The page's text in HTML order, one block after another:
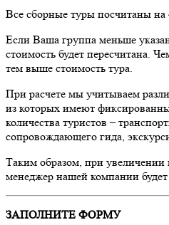
Все сборные туры посчитаны на
Если Ваша группа меньше
стоимость будет пересчитана.
тем выше стоимость тура.
При расчете мы учитываем
из которых имеют
количества туристов –
сопровождающего гида,
Таким образом, при
менеджер нашей компании будет
ЗАПОЛНИТЕ ФОРМУ